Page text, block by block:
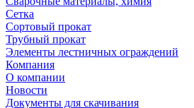
Сетка
Сортовый прокат
Трубный прокат
Элементы лестничных ограждений
Компания
О компании
Новости
Документы для скачивания